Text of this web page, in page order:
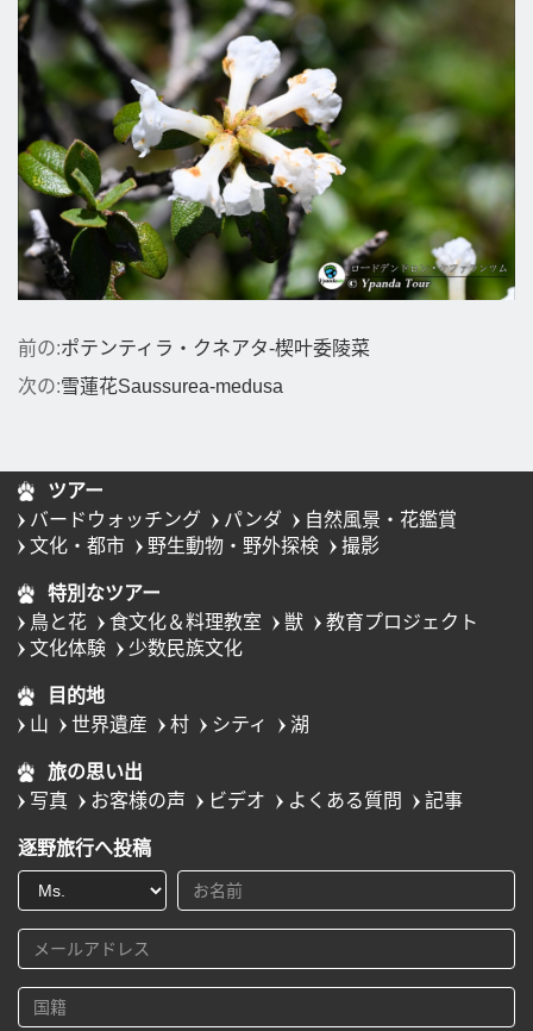
前の:ポテンティラ・クネアタ-楔叶委陵菜
次の:雪蓮花Saussurea-medusa
ツアー
バードウォッチング
パンダ
自然風景・花鑑賞
文化・都市
野生動物・野外探検 撮影
特別なツアー
鳥と花
食文化＆料理教室 獣
教育プロジェクト
文化体験
少数民族文化
目的地
山
世界遺産 村 シティ 湖
旅の思い出
写真
お客様の声 ビデオ よくある質問 記事
逐野旅行へ投稿